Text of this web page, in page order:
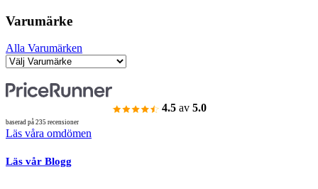
Varumärke
Alla Varumärken
4.5 av 5.0
baserad på 235 recensioner
Läs våra omdömen
Läs vår Blogg